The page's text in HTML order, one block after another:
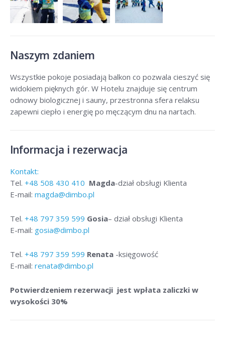
Naszym zdaniem
Wszystkie pokoje posiadają balkon co pozwala cieszyć się
widokiem pięknych gór. W Hotelu znajduje się centrum
odnowy biologicznej i sauny, przestronna sfera relaksu
zapewni ciepło i energię po męczącym dnu na nartach.
Informacja i rezerwacja
Kontakt:
Tel. +48 508 430 410 Magda-dział obsługi Klienta
E-mail: magda@dimbo.pl
Tel. +48 797 359 599 Gosia– dział obsługi Klienta
E-mail: gosia@dimbo.pl
Tel. +48 797 359 599 Renata -księgowość
E-mail: renata@dimbo.pl
Potwierdzeniem rezerwacji jest wpłata zaliczki w
wysokości 30%